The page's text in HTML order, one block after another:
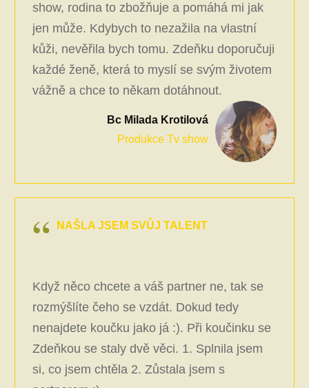
show, rodina to zbožňuje a pomáhá mi jak
jen může. Kdybych to nezažila na vlastní
kůži, nevěřila bych tomu. Zdeňku doporučuji
každé ženě, která to myslí se svým životem
vážně a chce to někam dotáhnout.
Bc Milada Krotilová
Produkce Tv show
NAŠLA JSEM SVŮJ TALENT
Když něco chcete a váš partner ne, tak se
rozmýšlíte čeho se vzdát. Dokud tedy
nenajdete koučku jako já :). Při koučinku se
Zdeňkou se staly dvě věci. 1. Splnila jsem
si, co jsem chtěla 2. Zůstala jsem s